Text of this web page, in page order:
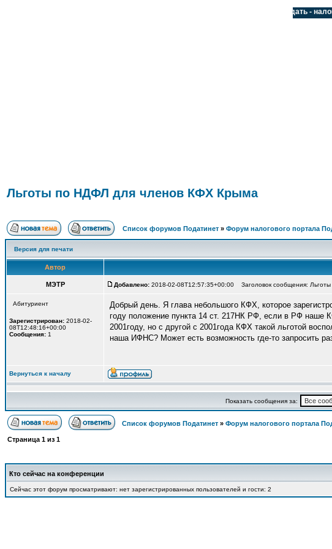
Подать - налог,
Льготы по НДФЛ для членов КФХ Крыма
Список форумов Податинет » Форум налогового портала
Версия для печати
Автор
МЭТР Добавлено: 2018-02-08T12:57:35+00:00 Заголовок сообщения:
Абитуриент
Зарегистрирован: 2018-02-
08T12:48:16+00:00
Сообщения: 1
Добрый день. Я глава небольшого КФХ, которое
году положение пункта 14 ст. 217НК РФ, если в РФ наше
2001году, но с другой с 2001года КФХ такой льготой
наша ИФНС? Может есть возможность где-то запросить
Вернуться к началу
Показать сообщения за:
Список форумов Податинет » Форум налогового портала
Страница 1 из 1
Кто сейчас на конференции
Сейчас этот форум просматривают: нет зарегистрированных пользователей и гости: 2